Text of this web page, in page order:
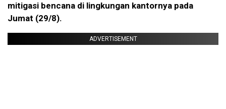
mitigasi bencana di lingkungan kantornya pada
Jumat (29/8).
ADVERTISEMENT